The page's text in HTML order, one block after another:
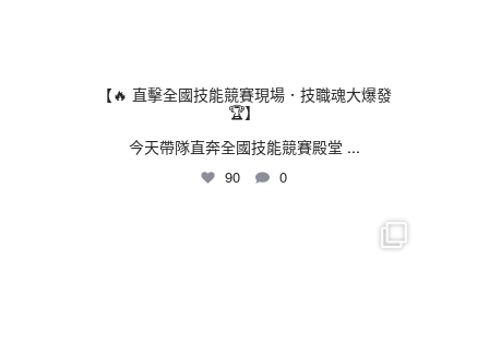
【🔥 直擊全國技能競賽現場．技職魂大爆發
🏆】
今天帶隊直奔全國技能競賽殿堂 ...
90 0